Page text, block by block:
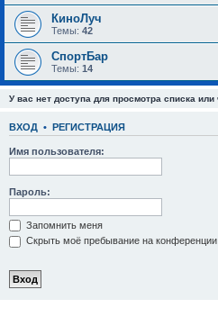
КиноЛуч
Темы: 42
СпортБар
Темы: 14
У вас нет доступа для просмотра списка
ВХОД • РЕГИСТРАЦИЯ
Имя пользователя:
Пароль:
Запомнить меня
Скрыть моё пребывание на конференции